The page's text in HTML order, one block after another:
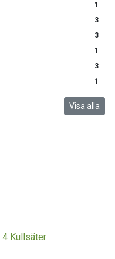
1
3
3
1
3
1
Visa alla
4 Kullsäter